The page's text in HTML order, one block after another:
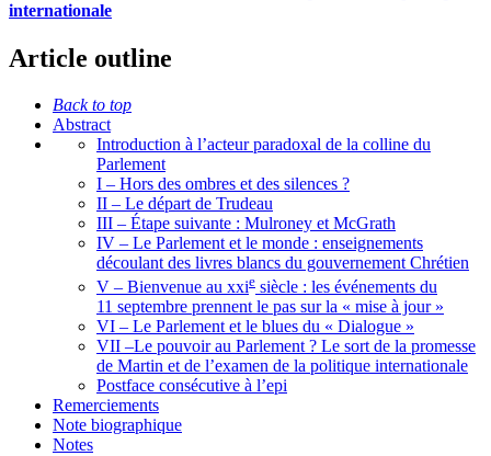
internationale
Article outline
Back to top
Abstract
Introduction à l’acteur paradoxal de la colline du
Parlement
I – Hors des ombres et des silences ?
II – Le départ de Trudeau
III – Étape suivante : Mulroney et McGrath
IV – Le Parlement et le monde : enseignements
découlant des livres blancs du gouvernement Chrétien
V – Bienvenue au xxie siècle : les événements du
11 septembre prennent le pas sur la « mise à jour »
VI – Le Parlement et le blues du « Dialogue »
VII –Le pouvoir au Parlement ? Le sort de la promesse
de Martin et de l’examen de la politique internationale
Postface consécutive à l’epi
Remerciements
Note biographique
Notes